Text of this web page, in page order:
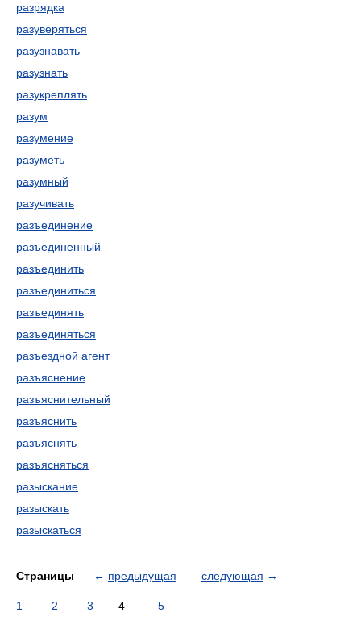
разрядка
разуверяться
разузнавать
разузнать
разукреплять
разум
разумение
разуметь
разумный
разучивать
разъединение
разъединенный
разъединить
разъединиться
разъединять
разъединяться
разъездной агент
разъяснение
разъяснительный
разъяснить
разъяснять
разъясняться
разыскание
разыскать
разыскаться
Страницы ← предыдущая следующая →
1 2 3 4 5